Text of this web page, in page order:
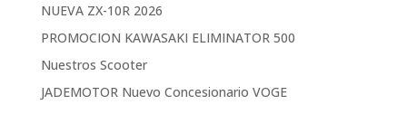
NUEVA ZX-10R 2026
PROMOCION KAWASAKI ELIMINATOR 500
Nuestros Scooter
JADEMOTOR Nuevo Concesionario VOGE